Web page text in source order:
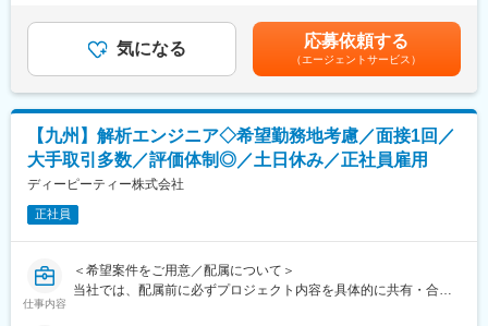
東京エレクトロン、ソニーグループなど大手メーカーとの直取引
案件が多数。
宇宙・航空機／半導体装置／自動車／家電／工作機械／医療機器
／鉄道・社会インフラなど、機電エンジニアの主戦場となる領域
を網羅しています。
■ 自社開発・新分野への挑戦も可能
機械・電気・制御技術を活かした自社製品・受託開発案件にも参
画可能。
＜おすすめポイント＞
■ 専任営業による一貫サポート
（30歳）・年収700万円／リーダー（3年目）（40歳）・年収850
万円／統括リーダー（45歳）賃金はあくまでも目安の金額であ
り、選考を通じて上下する可能性があります。月給(月額)は固定手
当を含めた表記です。
気になる 応募依頼する
（エージェントサービス）
【九州】解析エンジニア◇希望勤務地考慮／面接1回／
大手取引多数／評価体制◎／土日休み／正社員雇用
ディーピーティー株式会社
正社員
仕事内容
＜希望案件をご用意／配属について＞
当社では、配属前に必ずプロジェクト内容を具体的に共有・合意